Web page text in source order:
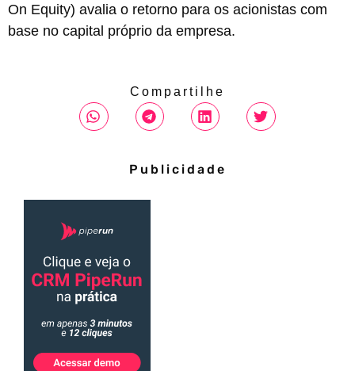
On Equity) avalia o retorno para os acionistas com
base no capital próprio da empresa.
Compartilhe
Publicidade